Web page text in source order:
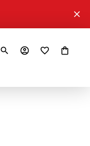
close
search account_circle shopping_bag